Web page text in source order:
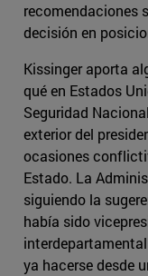
recomendaciones
decisión en
Kissinger aporta
qué en Estados
Seguridad
exterior del
ocasiones
Estado. La
siguiendo la
había sido
ya hacerse desde